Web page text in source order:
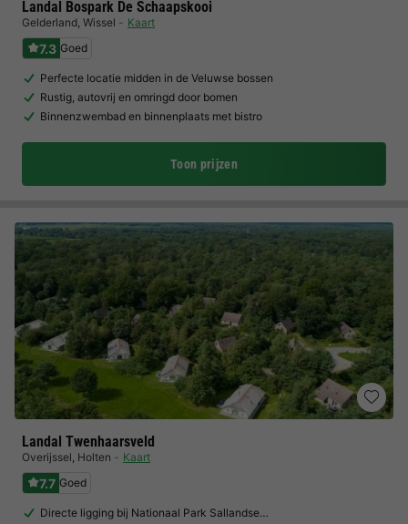
Landal Bospark De Schaapskooi
Gelderland, Wissel Kaart
7.3 Goed
Perfecte locatie midden in de Veluwse bossen
Rustig, autovrij en omringd door bomen
Binnenzwembad en binnenplaats met bistro
Toon prijzen
Landal Twenhaarsveld
Overijssel, Holten Kaart
7.7 Goed
Directe ligging bij Nationaal Park Sallandse…